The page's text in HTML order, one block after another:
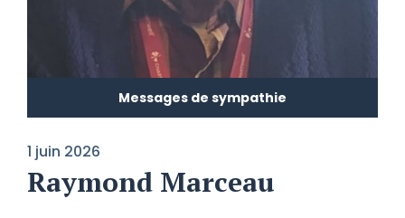
Messages de sympathie
1 juin 2026
Raymond Marceau